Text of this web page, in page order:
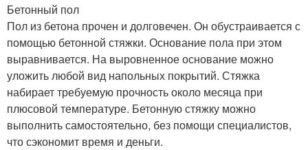
Бетонный пол
Пол из бетона прочен и долговечен. Он обустраивается с
помощью бетонной стяжки. Основание пола при этом
выравнивается. На выровненное основание можно
уложить любой вид напольных покрытий. Стяжка
набирает требуемую прочность около месяца при
плюсовой температуре. Бетонную стяжку можно
выполнить самостоятельно, без помощи специалистов,
что сэкономит время и деньги.